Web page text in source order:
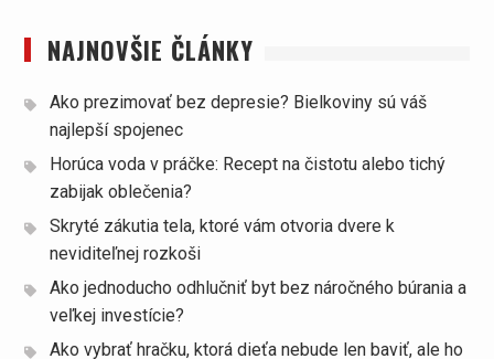
NAJNOVŠIE ČLÁNKY
Ako prezimovať bez depresie? Bielkoviny sú váš
najlepší spojenec
Horúca voda v práčke: Recept na čistotu alebo tichý
zabijak oblečenia?
Skryté zákutia tela, ktoré vám otvoria dvere k
neviditeľnej rozkoši
Ako jednoducho odhlučniť byt bez náročného búrania a
veľkej investície?
Ako vybrať hračku, ktorá dieťa nebude len baviť, ale ho